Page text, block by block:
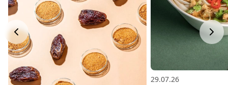
29.07.26